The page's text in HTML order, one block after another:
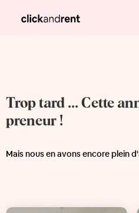
Trop tard ... Cette
preneur !
Mais nous en avons encore plein